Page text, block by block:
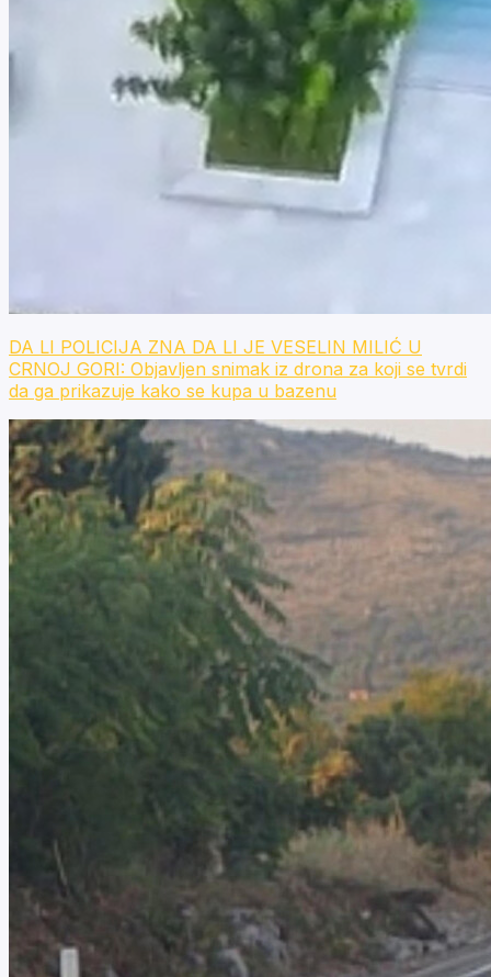
DA LI POLICIJA ZNA DA LI JE VESELIN MILIĆ U
CRNOJ GORI: Objavljen snimak iz drona za koji se tvrdi
da ga prikazuje kako se kupa u bazenu